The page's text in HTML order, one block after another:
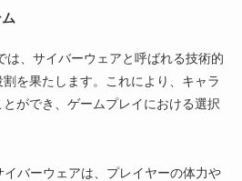
は、サイバーウェアと呼ばれる技術的
を果たします。これにより、キャラ
ができ、ゲームプレイにおける選択
イバーウェアは、プレイヤーの体力や